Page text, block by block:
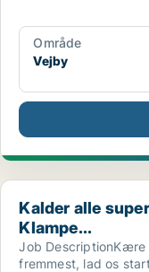
Område
Vejby
Kalder alle
Kalder alle
Klampe...
Job DescriptionKære
fremmest, lad os